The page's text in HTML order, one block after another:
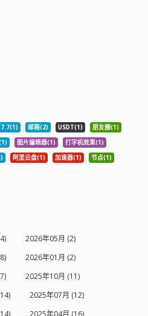
7.7(1) 邮箱(2) USDT(1)
朋友圈(1)
图片编辑器(1)
打字机效果(1)
阿里云盘(1) 加速器(1)
节点(1)
2026年05月 (2)
2026年01月 (2)
2025年10月 (11)
2025年07月 (12)